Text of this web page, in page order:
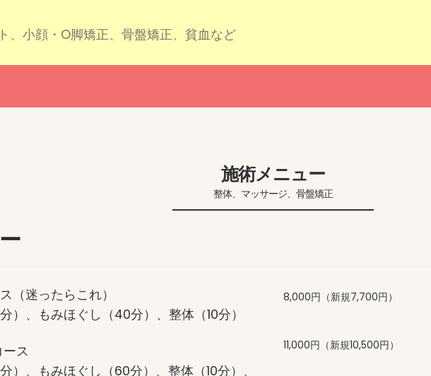
、小顔・O脚矯正、骨盤矯正、貧血など
施術メニュー
整体、マッサージ、骨盤矯正
（迷ったらこれ）
）、もみほぐし（40分）、整体（10分）
ス
）、もみほぐし（60分）、整体（10分）、
8,000円（新規7,700円）
11,000円（新規10,500円）